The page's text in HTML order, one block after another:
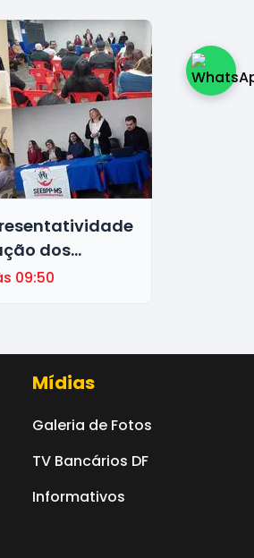
dos
financeiro
09:50
Mídias
Galeria de Fotos
TV Bancários DF
Informativos